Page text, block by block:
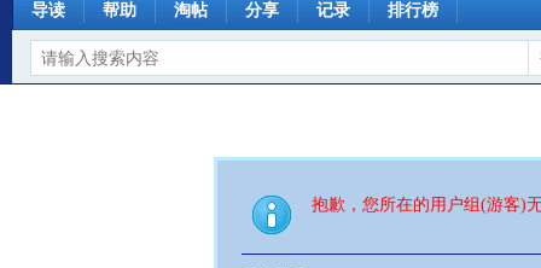
导读 帮助 淘帖 分享 记录 排行榜
抱歉，您所在的用户组(游客)